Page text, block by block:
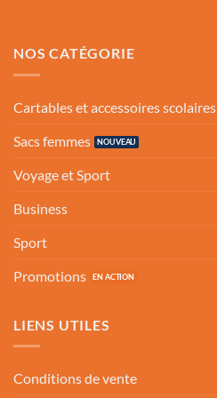
NOS CATÉGORIE
Cartables et accessoires scolaires
Sacs femmes
Voyage et Sport
Business
Sport
Promotions
LIENS UTILES
Conditions de vente